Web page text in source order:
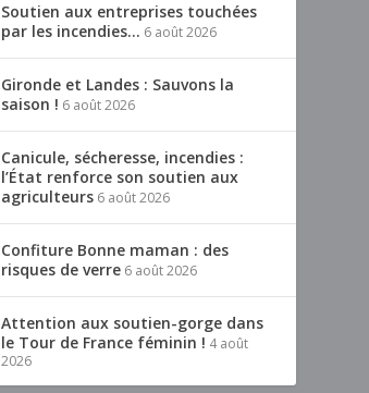
Soutien aux entreprises touchées
par les incendies… 6 août 2026
Gironde et Landes : Sauvons la
saison ! 6 août 2026
Canicule, sécheresse, incendies :
l’État renforce son soutien aux
agriculteurs 6 août 2026
Confiture Bonne maman : des
risques de verre 6 août 2026
Attention aux soutien-gorge dans
le Tour de France féminin ! 4 août
2026